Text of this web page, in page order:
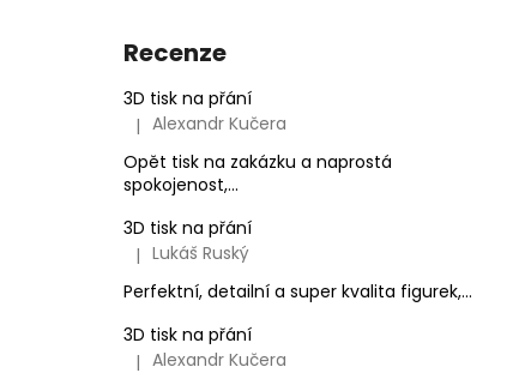
Recenze
3D tisk na přání
Hodnocení produktu je 5 z 5 hvězdiček.
| Alexandr Kučera
Opět tisk na zakázku a naprostá
spokojenost,...
3D tisk na přání
Hodnocení produktu je 5 z 5 hvězdiček.
| Lukáš Ruský
Perfektní, detailní a super kvalita figurek,...
3D tisk na přání
Hodnocení produktu je 5 z 5 hvězdiček.
| Alexandr Kučera